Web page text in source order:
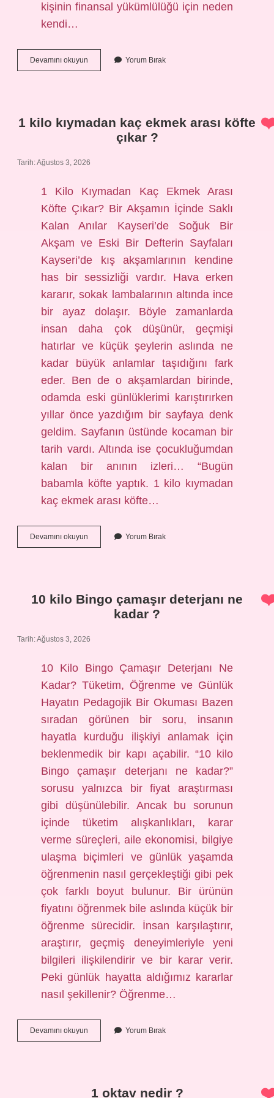
kişinin finansal yükümlülüğü için neden
kendi…
Devamını okuyun
tutarı
Yorum Bırak
1 kilo kıymadan kaç ekmek arası köfte
çıkar ?
Tarih: Ağustos 3, 2026
1 Kilo Kıymadan Kaç Ekmek Arası
Köfte Çıkar? Bir Akşamın İçinde Saklı
Kalan Anılar Kayseri’de Soğuk Bir
Akşam ve Eski Bir Defterin Sayfaları
Kayseri’de kış akşamlarının kendine
has bir sessizliği vardır. Hava erken
kararır, sokak lambalarının altında ince
bir ayaz dolaşır. Böyle zamanlarda
insan daha çok düşünür, geçmişi
hatırlar ve küçük şeylerin aslında ne
kadar büyük anlamlar taşıdığını fark
eder. Ben de o akşamlardan birinde,
odamda eski günlüklerimi karıştırırken
yıllar önce yazdığım bir sayfaya denk
geldim. Sayfanın üstünde kocaman bir
tarih vardı. Altında ise çocukluğumdan
kalan bir anının izleri… “Bugün
babamla köfte yaptık. 1 kilo kıymadan
kaç ekmek arası köfte…
Devamını okuyun
kilo
köfte
Yorum Bırak
10 kilo Bingo çamaşır deterjanı ne
kadar ?
Tarih: Ağustos 3, 2026
10 Kilo Bingo Çamaşır Deterjanı Ne
Kadar? Tüketim, Öğrenme ve Günlük
Hayatın Pedagojik Bir Okuması Bazen
sıradan görünen bir soru, insanın
hayatla kurduğu ilişkiyi anlamak için
beklenmedik bir kapı açabilir. “10 kilo
Bingo çamaşır deterjanı ne kadar?”
sorusu yalnızca bir fiyat araştırması
gibi düşünülebilir. Ancak bu sorunun
içinde tüketim alışkanlıkları, karar
verme süreçleri, aile ekonomisi, bilgiye
ulaşma biçimleri ve günlük yaşamda
öğrenmenin nasıl gerçekleştiği gibi pek
çok farklı boyut bulunur. Bir ürünün
fiyatını öğrenmek bile aslında küçük bir
öğrenme sürecidir. İnsan karşılaştırır,
araştırır, geçmiş deneyimleriyle yeni
bilgileri ilişkilendirir ve bir karar verir.
Peki günlük hayatta aldığımız kararlar
nasıl şekillenir? Öğrenme…
Devamını okuyun
kilo
kadar
Yorum Bırak
1 oktav nedir ?